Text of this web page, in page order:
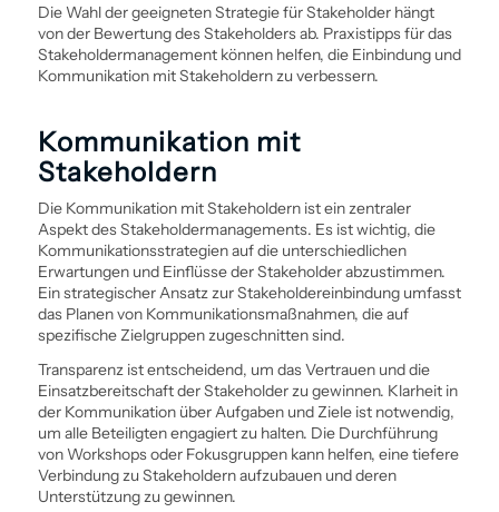
Die Wahl der geeigneten Strategie für Stakeholder hängt
von der Bewertung des Stakeholders ab. Praxistipps für das
Stakeholder­management können helfen, die Ein­bindung und
Kommunikation mit Stakeholdern zu verbessern.
Kommunikation mit
Stakeholdern
Die Kommunikation mit Stakeholdern ist ein zentraler
Aspekt des Stakeholder­managements. Es ist wichtig, die
Kommunikations­strategien auf die unterschiedlichen
Erwartungen und Einflüsse der Stakeholder abzustimmen.
Ein strategischer Ansatz zur Stakeholderein­bindung umfasst
das Planen von Kommunikationsmaßnahmen, die auf
spezifische Zielgruppen zugeschnitten sind.
Transparenz ist entscheidend, um das Vertrauen und die
Einsatzbereitschaft der Stakeholder zu gewinnen. Klarheit in
der Kommunikation über Aufgaben und Ziele ist notwendig,
um alle Beteiligten engagiert zu halten. Die Durch­führung
von Workshops oder Fokusgruppen kann helfen, eine tiefere
Ver­bindung zu Stakeholdern aufzubauen und deren
Unterstützung zu gewinnen.